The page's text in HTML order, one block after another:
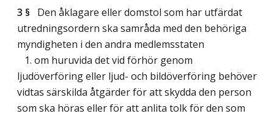
3 § Den åklagare eller domstol som har utfärdat
utredningsordern ska samråda med den behöriga
myndigheten i den andra medlemsstaten
1. om huruvida det vid förhör genom
ljudöverföring eller ljud- och bildöverföring behöver
vidtas särskilda åtgärder för att skydda den person
som ska höras eller för att anlita tolk för den som